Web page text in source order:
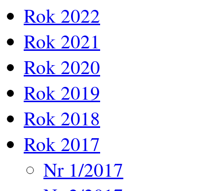
Rok 2022
Rok 2021
Rok 2020
Rok 2019
Rok 2018
Rok 2017
Nr 1/2017